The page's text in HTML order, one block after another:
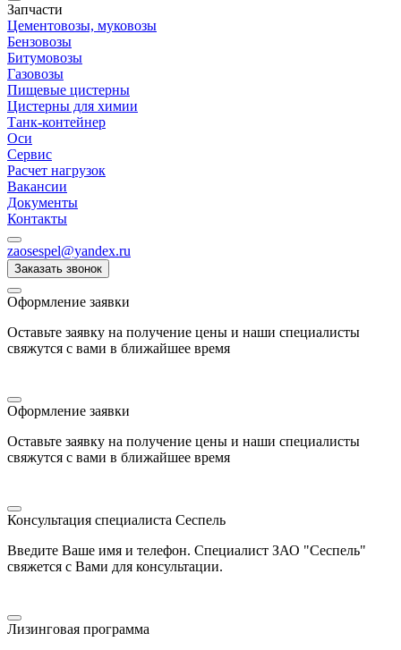
Запчасти
Цементовозы, муковозы
Бензовозы
Битумовозы
Газовозы
Пищевые цистерны
Цистерны для химии
Танк-контейнер
Оси
Сервис
Расчет нагрузок
Вакансии
Документы
Контакты
zaosespel@yandex.ru
Заказать звонок
Оформление заявки
Оставьте заявку на получение цены и наши специалисты
свяжутся с вами в ближайшее время
Оформление заявки
Оставьте заявку на получение цены и наши специалисты
свяжутся с вами в ближайшее время
Консультация специалиста Сеспель
Введите Ваше имя и телефон. Специалист ЗАО "Сеспель"
свяжется с Вами для консультации.
Лизинговая программа